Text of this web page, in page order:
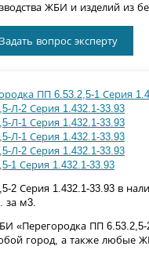
ЖБИ и изделий из
Задать вопрос эксперту
ПП 6.53.2,5-1 Серия
Л-2 Серия 1.432.1-33.93
Л-1 Серия 1.432.1-33.93
Л-1 Серия 1.432.1-33.93
Л-2 Серия 1.432.1-33.93
1 Серия 1.432.1-33.93
2 Серия 1.432.1-33.93 в
за м3.
«Перегородка ПП 6.53.2,5-
город, а также любые